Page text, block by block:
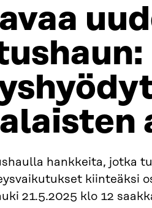
hankkeita, jotka
kiinteäksi
21.5.2025 klo 12